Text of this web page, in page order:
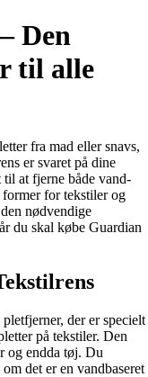
Den
til alle
fra mad eller snavs,
er svaret på dine
til at fjerne både vand-
former for tekstiler og
nødvendige
du skal købe Guardian
der er specielt
på tekstiler. Den
og endda tøj. Du
det er en vandbaseret